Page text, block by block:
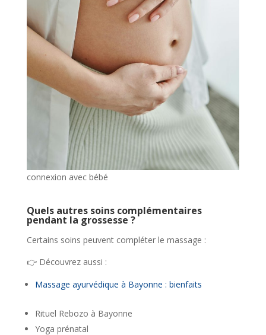
connexion avec bébé
Quels autres soins complémentaires
pendant la grossesse ?
Certains soins peuvent compléter le massage :
👉 Découvrez aussi :
Massage ayurvédique à Bayonne : bienfaits
Rituel Rebozo à Bayonne
Yoga prénatal